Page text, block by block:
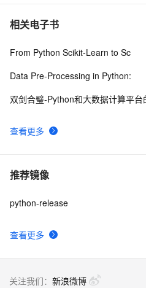
相关电子书
查看更多
From Python Scikit-Learn to Sc
Data Pre-Processing in Python:
双剑合璧-Python和大数据计算平台
推荐镜像
查看更多
python-release
关注我们： 新浪微博